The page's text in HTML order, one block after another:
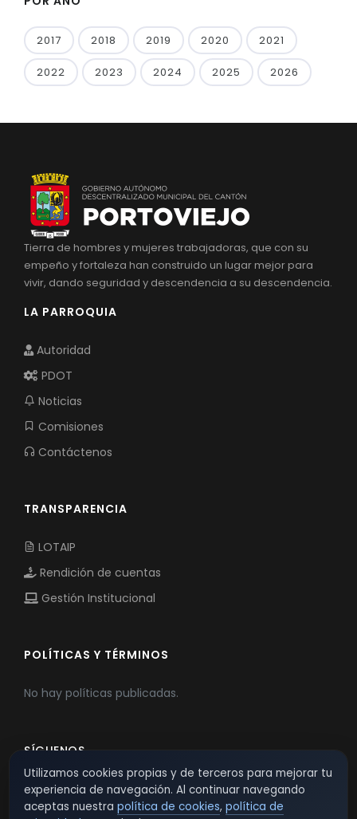
2017 2018 2019 2020 2021
2022 2023 2024 2025 2026
Tierra de hombres y mujeres trabajadoras, que con su
empeño y fortaleza han construido un lugar mejor para
vivir, dando seguridad y descendencia a su descendencia.
LA PARROQUIA
Autoridad
PDOT
Noticias
Comisiones
Contáctenos
TRANSPARENCIA
LOTAIP
Rendición de cuentas
Gestión Institucional
POLÍTICAS Y TÉRMINOS
No hay políticas publicadas.
SÍGUENOS
Utilizamos cookies propias y de terceros para mejorar tu
experiencia de navegación. Al continuar navegando
aceptas nuestra política de cookies, política de